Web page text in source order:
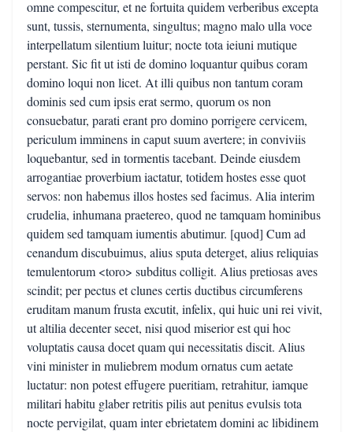
omne compescitur, et ne fortuita quidem verberibus excepta
sunt, tussis, sternumenta, singultus; magno malo ulla voce
interpellatum silentium luitur; nocte tota ieiuni mutique
perstant. Sic fit ut isti de domino loquantur quibus coram
domino loqui non licet. At illi quibus non tantum coram
dominis sed cum ipsis erat sermo, quorum os non
consuebatur, parati erant pro domino porrigere cervicem,
periculum imminens in caput suum avertere; in conviviis
loquebantur, sed in tormentis tacebant. Deinde eiusdem
arrogantiae proverbium iactatur, totidem hostes esse quot
servos: non habemus illos hostes sed facimus. Alia interim
crudelia, inhumana praetereo, quod ne tamquam hominibus
quidem sed tamquam iumentis abutimur. [quod] Cum ad
cenandum discubuimus, alius sputa deterget, alius reliquias
temulentorum <toro> subditus colligit. Alius pretiosas aves
scindit; per pectus et clunes certis ductibus circumferens
eruditam manum frusta excutit, infelix, qui huic uni rei vivit,
ut altilia decenter secet, nisi quod miserior est qui hoc
voluptatis causa docet quam qui necessitatis discit. Alius
vini minister in muliebrem modum ornatus cum aetate
luctatur: non potest effugere pueritiam, retrahitur, iamque
militari habitu glaber retritis pilis aut penitus evulsis tota
nocte pervigilat, quam inter ebrietatem domini ac libidinem